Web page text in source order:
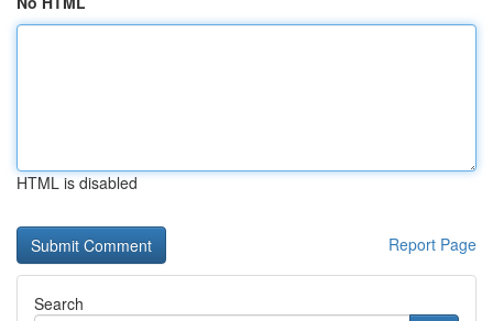
HTML is disabled
Report Page
Search